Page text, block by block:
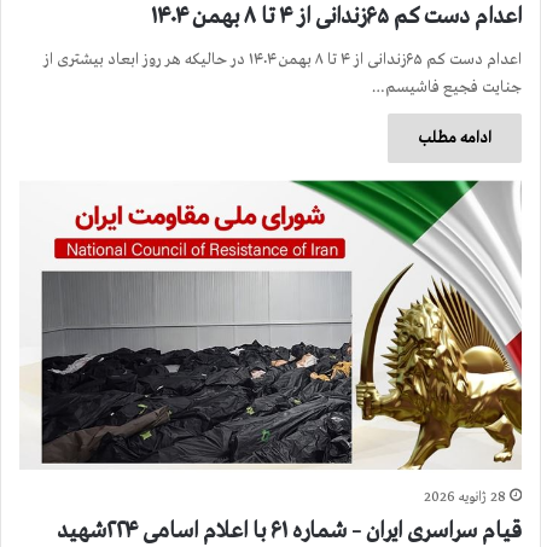
اعدام دست کم ۶۵زندانی از ۴ تا ۸ بهمن ۱۴۰۴
اعدام دست کم ۶۵زندانی از ۴ تا ۸ بهمن ۱۴۰۴ در حالیکه هر روز ابعاد بیشتری از
جنایت فجیع فاشیسم…
ادامه مطلب
28 ژانویه 2026
قیام سراسری ایران – شماره ۶۱ با اعلام اسامی ۲۲۴شهید